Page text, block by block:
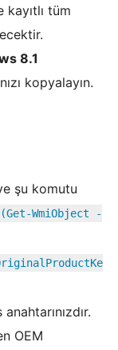
kayıtlı tüm
8.1
kopyalayın.
şu komutu
(Get-WmiObject -
OEM